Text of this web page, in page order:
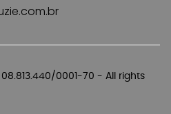
0001-70 - All rights